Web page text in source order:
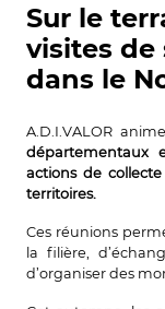
Sur le
visites de
dans le
A.D.I.VALOR
départementaux
actions de collecte
territoires.
Ces réunions
la filière,
d’organiser des